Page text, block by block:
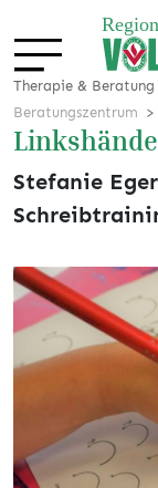
Therapie & Beratung
Beratungszentrum
Stefanie